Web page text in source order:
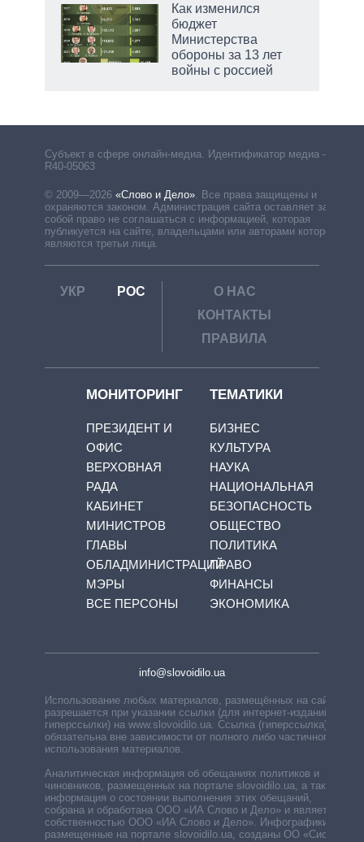
Как изменился
бюджет
Министерства
обороны за 13 лет
войны с россией
Субъект в сфере онлайн-медиа. Идентификатор медиа –
R40-05063
© 2009—2026 «Слово и Дело» Все права защищены и
охраняются законом. Администрация сайта оставляет за
собой право не соглашаться с информацией, которая
публикуется на сайте, владельцами или авторами которой
являются третьи лица.
УКР РОС
О НАС
КОНТАКТЫ
ПРАВИЛА
МОНИТОРИНГ
ПРЕЗИДЕНТ И
ОФИС
ВЕРХОВНАЯ
РАДА
КАБИНЕТ
МИНИСТРОВ
ГЛАВЫ
ОБЛАДМИНИСТРАЦИЙ
МЭРЫ
ВСЕ ПЕРСОНЫ
ТЕМАТИКИ
БИЗНЕС
КУЛЬТУРА
НАУКА
НАЦИОНАЛЬНАЯ
БЕЗОПАСНОСТЬ
ОБЩЕСТВО
ПОЛИТИКА
ПРАВО
ФИНАНСЫ
ЭКОНОМИКА
info@slovoidilo.ua
Использование любых материалов, размещённых на сайте,
разрешается при указании ссылки (для интернет-изданий —
гиперссылки) на www.slovoidilo.ua. Ссылка (гиперссылка)
обязательна вне зависимости от полного либо частичного
использования материалов.
Аналитическая информация об обещаниях политиков и
чиновников, размещенных на портале slovoidilo.ua, а также
информация о состоянии выполнения этих обещаний,
собрана и обработана ООО «ИА Слово и Дело» и является
собственностью ООО «ИА Слово и Дело». Инфографики,
размещенные на портале slovoidilo.ua, созданы ОО «Система